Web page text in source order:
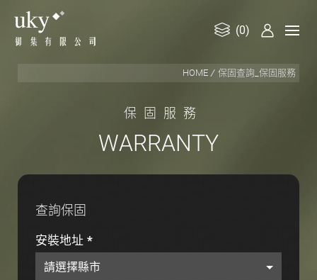
(0)
HOME 保固查詢_保固服務
保 固 服 務
WARRANTY
查詢保固
安裝地址 *